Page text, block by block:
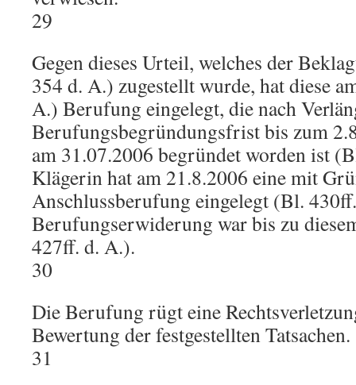
29
Gegen dieses Urteil, welches der
354 d. A.) zugestellt wurde, hat diese
A.) Berufung eingelegt, die nach
Berufungsbegründungsfrist bis zum
am 31.07.2006 begründet worden ist
Klägerin hat am 21.8.2006 eine mit
Anschlussberufung eingelegt (Bl.
Berufungserwiderung war bis zu
427ff. d. A.).
30
Die Berufung rügt eine
Bewertung der festgestellten Tatsachen.
31